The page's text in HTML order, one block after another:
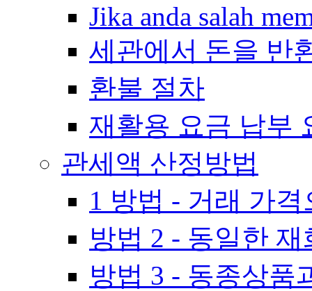
Jika anda salah
세관에서 돈을 반
환불 절차
재활용 요금 납부
관세액 산정방법
1 방법 - 거래 가
방법 2 - 동일한
방법 3 - 동종상품